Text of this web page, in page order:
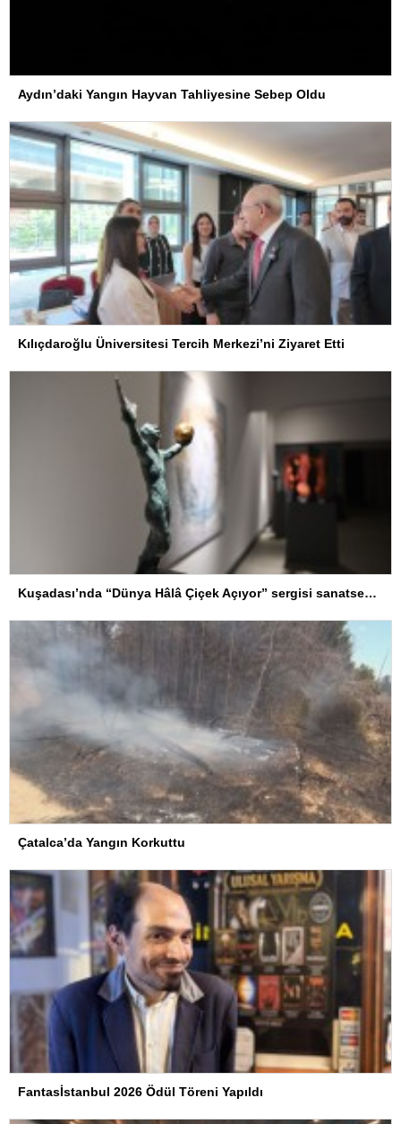
Aydın’daki Yangın Hayvan Tahliyesine Sebep Oldu
Kılıçdaroğlu Üniversitesi Tercih Merkezi’ni Ziyaret Etti
Kuşadası’nda “Dünya Hâlâ Çiçek Açıyor” sergisi sanatseverlerle buluşuyor
Çatalca’da Yangın Korkuttu
Fantasİstanbul 2026 Ödül Töreni Yapıldı